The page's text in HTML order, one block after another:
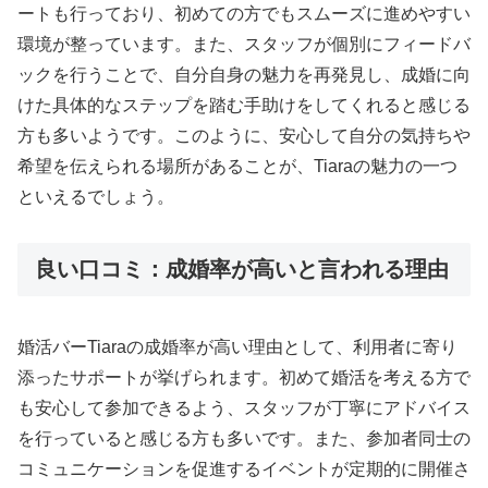
ートも行っており、初めての方でもスムーズに進めやすい
環境が整っています。また、スタッフが個別にフィードバ
ックを行うことで、自分自身の魅力を再発見し、成婚に向
けた具体的なステップを踏む手助けをしてくれると感じる
方も多いようです。このように、安心して自分の気持ちや
希望を伝えられる場所があることが、Tiaraの魅力の一つ
といえるでしょう。
良い口コミ：成婚率が高いと言われる理由
婚活バーTiaraの成婚率が高い理由として、利用者に寄り
添ったサポートが挙げられます。初めて婚活を考える方で
も安心して参加できるよう、スタッフが丁寧にアドバイス
を行っていると感じる方も多いです。また、参加者同士の
コミュニケーションを促進するイベントが定期的に開催さ